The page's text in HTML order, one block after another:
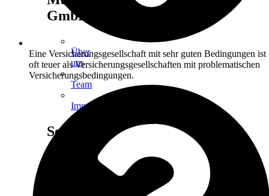
GmbH
Über
uns
Team
Impressum
Services
Kunden-
Eine Versicherungsgesellschaft mit sehr guten Bedingungen ist
oft teuer als Versicherungsgesellschaften mit problematischen
Versicherungsbedingungen.